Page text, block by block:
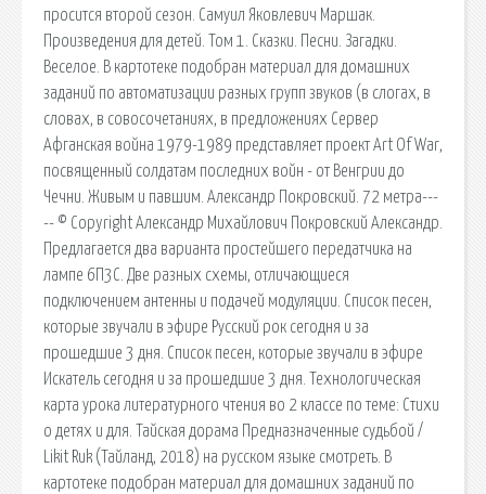
просится второй сезон. Самуил Яковлевич Маршак.
Произведения для детей. Том 1. Сказки. Песни. Загадки.
Веселое. В картотеке подобран материал для домашних
заданий по автоматизации разных групп звуков (в слогах, в
словах, в совосочетаниях, в предложениях Сервер
Афганская война 1979-1989 представляет проект Art Of War,
посвященный солдатам последних войн - от Венгрии до
Чечни. Живым и павшим. Александр Покровский. 72 метра---
-- © Copyright Александр Михайлович Покровский Александр.
Предлагается два варианта простейшего передатчика на
лампе 6П3С. Две разных схемы, отличающиеся
подключением антенны и подачей модуляции. Список песен,
которые звучали в эфире Русский рок сегодня и за
прошедшие 3 дня. Список песен, которые звучали в эфире
Искатель сегодня и за прошедшие 3 дня. Технологическая
карта урока литературного чтения во 2 классе по теме: Стихи
о детях и для. Тайская дорама Предназначенные судьбой /
Likit Ruk (Тайланд, 2018) на русском языке смотреть. В
картотеке подобран материал для домашних заданий по